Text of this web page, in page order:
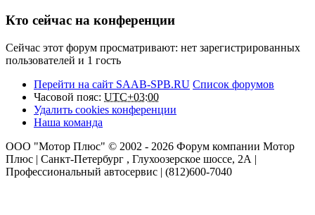
Кто сейчас на конференции
Сейчас этот форум просматривают: нет зарегистрированных
пользователей и 1 гость
Перейти на сайт SAAB-SPB.RU Список форумов
Часовой пояс: UTC+03:00
Удалить cookies конференции
Наша команда
ООО "Мотор Плюс" © 2002 - 2026 Форум компании Мотор
Плюс | Санкт-Петербург , Глухоозерское шоссе, 2А |
Профессиональный автосервис | (812)600-7040